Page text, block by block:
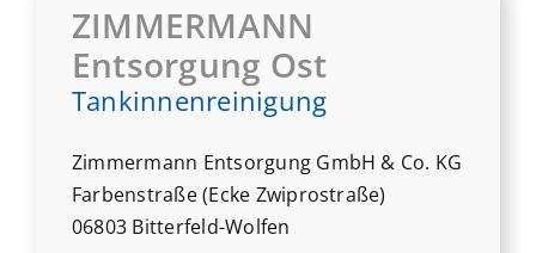
ZIMMERMANN
Entsorgung Ost
Tankinnenreinigung
Zimmermann Entsorgung GmbH & Co. KG
Farbenstraße (Ecke Zwiprostraße)
06803 Bitterfeld-Wolfen